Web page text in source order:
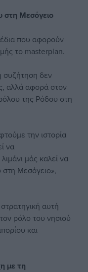
στη Μεσόγειο
που αφορούν
το masterplan.
συζήτηση δεν
αλλά αφορά στον
της Ρόδου στη
την ιστορία
να
μάς καλεί να
Μεσόγειο»,
αυτή
ρόλο του νησιού
και
με τη